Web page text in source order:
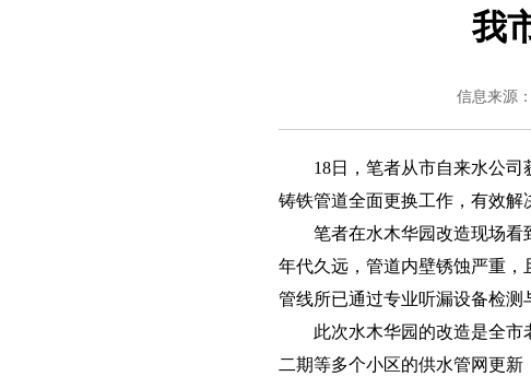
我
信息来源
18日，笔者从市自来水公
铸铁管道全面更换工作，有效解
笔者在水木华园改造现场看
年代久远，管道内壁锈蚀严重
管线所已通过专业听漏设备检测
此次水木华园的改造是全
二期等多个小区的供水管网更新